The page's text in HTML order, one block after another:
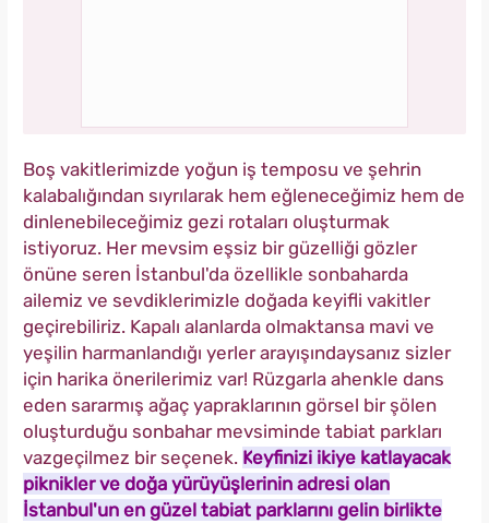
Boş vakitlerimizde yoğun iş temposu ve şehrin
kalabalığından sıyrılarak hem eğleneceğimiz hem de
dinlenebileceğimiz gezi rotaları oluşturmak
istiyoruz. Her mevsim eşsiz bir güzelliği gözler
önüne seren İstanbul'da özellikle sonbaharda
ailemiz ve sevdiklerimizle doğada keyifli vakitler
geçirebiliriz. Kapalı alanlarda olmaktansa mavi ve
yeşilin harmanlandığı yerler arayışındaysanız sizler
için harika önerilerimiz var! Rüzgarla ahenkle dans
eden sararmış ağaç yapraklarının görsel bir şölen
oluşturduğu sonbahar mevsiminde tabiat parkları
vazgeçilmez bir seçenek. Keyfinizi ikiye katlayacak
piknikler ve doğa yürüyüşlerinin adresi olan
İstanbul'un en güzel tabiat parklarını gelin birlikte